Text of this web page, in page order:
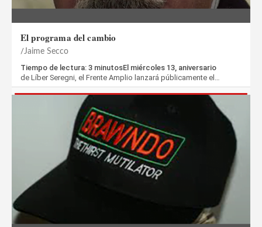
El programa del cambio
Jaime Secco
Tiempo de lectura: 3 minutosEl miércoles 13, aniversario
de Líber Seregni, el Frente Amplio lanzará públicamente el…